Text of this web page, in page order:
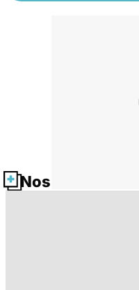
Nos fiches santé